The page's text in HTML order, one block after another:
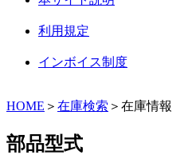
利用規定
インボイス制度
HOME ＞ 在庫検索 ＞在庫情報
部品型式